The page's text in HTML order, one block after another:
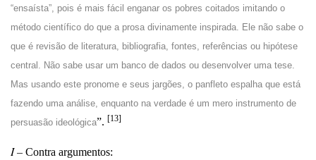
“ensaísta”, pois é mais fácil enganar os pobres coitados imitando o
método científico do que a prosa divinamente inspirada. Ele não sabe o
que é revisão de literatura, bibliografia, fontes, referências ou hipótese
central. Não sabe usar um banco de dados ou desenvolver uma tese.
Mas usando este pronome e seus jargões, o panfleto espalha que está
fazendo uma análise, enquanto na verdade é um mero instrumento de
persuasão ideológica”. [13]
I – Contra argumentos: